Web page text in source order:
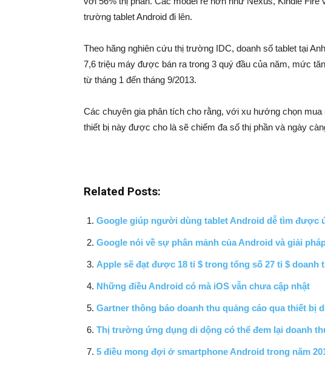
trường tablet Android đi lên.
Theo hãng nghiên cứu thị trường IDC, doanh số tablet tại
7,6 triệu máy được bán ra trong 3 quý đầu của năm, mức
từ tháng 1 đến tháng 9/2013.
Các chuyên gia phân tích cho rằng, với xu hướng chọn
thiết bị này được cho là sẽ chiếm đa số thị phần và ngày
Related Posts:
Google giúp người dùng tablet Android dễ tìm được
Google nói về sự phân mảnh của Android và giải
Apple sẽ đạt được 18 tỉ $ trong tổng số 27 tỉ $
Những điều Android có mà iOS vẫn chưa cập nhật
Gartner thông báo doanh thu quảng cáo qua thiết bị
Thị trường ứng dụng di dộng có thể đem lại doanh
5 điều mong đợi ở smartphone Android trong năm